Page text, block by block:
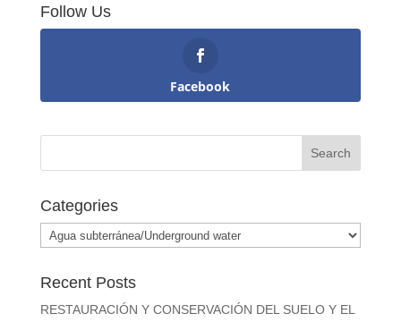
Follow Us
Facebook
Categories
Categories
Recent Posts
RESTAURACIÓN Y CONSERVACIÓN DEL SUELO Y EL